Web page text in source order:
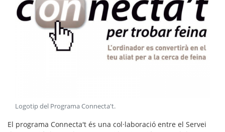
Logotip del Programa Connecta't.
El programa Connecta't és una col·laboració entre el Servei